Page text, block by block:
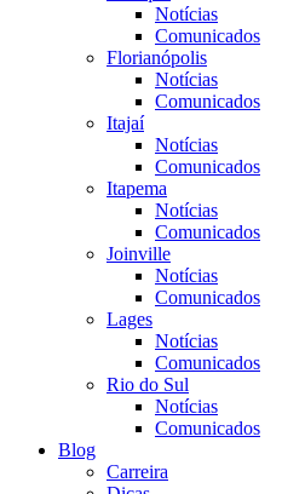
Notícias
Comunicados
Florianópolis
Notícias
Comunicados
Itajaí
Notícias
Comunicados
Itapema
Notícias
Comunicados
Joinville
Notícias
Comunicados
Lages
Notícias
Comunicados
Rio do Sul
Notícias
Comunicados
Blog
Carreira